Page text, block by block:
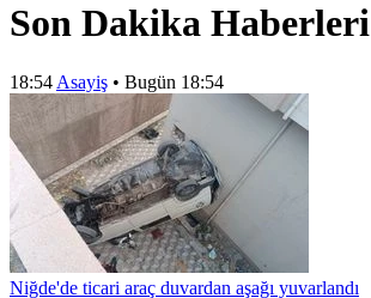
Son Dakika Haberleri
18:54 Asayiş • Bugün 18:54
Niğde'de ticari araç duvardan aşağı yuvarlandı